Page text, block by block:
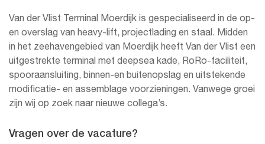
Van der Vlist Terminal Moerdijk is gespecialiseerd in de op-
en overslag van heavy-lift, projectlading en staal. Midden
in het zeehavengebied van Moerdijk heeft Van der Vlist een
uitgestrekte terminal met deepsea kade, RoRo-faciliteit,
spooraansluiting, binnen-en buitenopslag en uitstekende
modificatie- en assemblage voorzieningen. Vanwege groei
zijn wij op zoek naar nieuwe collega’s.
Vragen over de vacature?